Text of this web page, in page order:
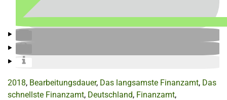
2018, Bearbeitungsdauer, Das langsamste Finanzamt, Das
schnellste Finanzamt, Deutschland, Finanzamt,